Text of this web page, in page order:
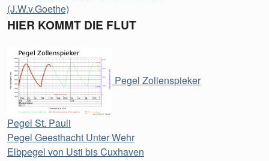
(J.W.v.Goethe)
HIER KOMMT DIE FLUT
Pegel Zollenspieker
Pegel St. Pauli
Pegel Geesthacht Unter Wehr
Elbpegel von Usti bis Cuxhaven